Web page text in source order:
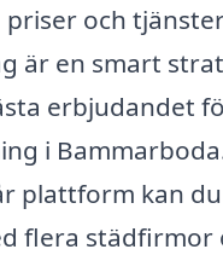
och
är en smart
erbjudandet
i
plattform kan
flera städfirmor